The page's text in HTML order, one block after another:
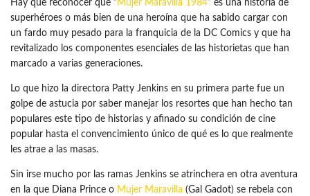
Hay que reconocer que “ Mujer Maravilla 1984” es una historia de
superhéroes o más bien de una heroína que ha sabido cargar con
un fardo muy pesado para la franquicia de la DC Comics y que ha
revitalizado los componentes esenciales de las historietas que han
marcado a varias generaciones.
Lo que hizo la directora Patty Jenkins en su primera parte fue un
golpe de astucia por saber manejar los resortes que han hecho tan
populares este tipo de historias y afinado su condición de cine
popular hasta el convencimiento único de qué es lo que realmente
les atrae a las masas.
Sin irse mucho por las ramas Jenkins se atrinchera en otra aventura
en la que Diana Prince o Mujer Maravilla (Gal Gadot) se rebela con